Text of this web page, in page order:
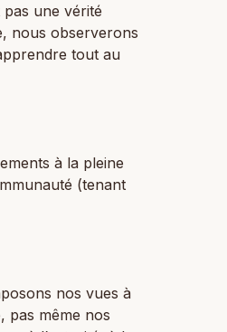
une vérité
nous observerons
tout au
à la pleine
(tenant
nos vues à
pas même nos